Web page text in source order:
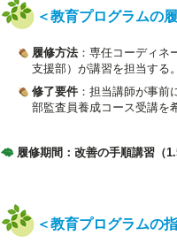
＜教育プログラムの
履修方法：専任コーディネ
支援部）が講習を担当する
修了要件 ：担当講師が事
部監査員養成コース受講を
履修期間：改善の手順講習（
＜教育プログラムの